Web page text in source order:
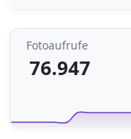
Fotoaufrufe
76.947